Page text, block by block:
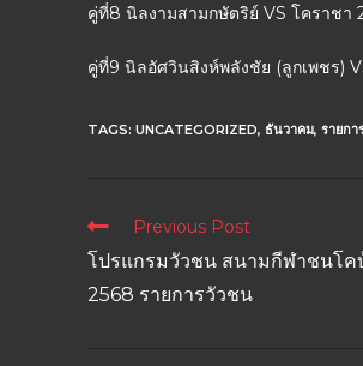
คู่ที่8 นิลงามสามกษัตริย์ VS โคราชา
คู่ที่9 นิลอัศวินสิงห์พลังชัย (ลูกเพชร)
TAGS: UNCATEGORIZED, ธันวาคม, รายกา
Previous Post
โปรแกรมวัวชน สนามกีฬาชนโค
2568 รายการวัวชน